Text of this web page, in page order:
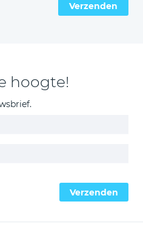
Verzenden
hoogte!
Verzenden